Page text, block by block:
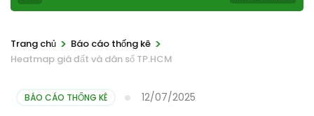
Trang chủ > Báo cáo thống kê >
Heatmap giá đất và dân số TP.HCM
BÁO CÁO THỐNG KÊ 12/07/2025